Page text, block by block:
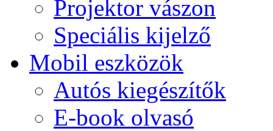
Projektor vászon
Speciális kijelző
Mobil eszközök
Autós kiegészítők
E-book olvasó